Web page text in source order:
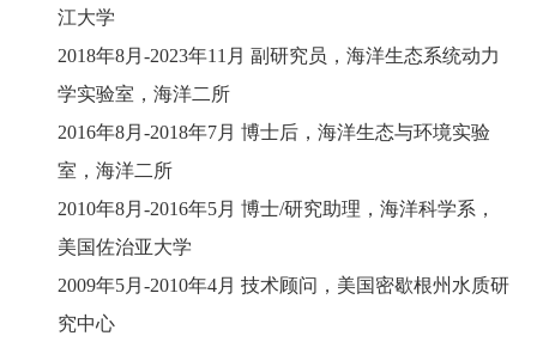
江大学
2018年8月-2023年11月 副研究员，海洋生态系统动力
学实验室，海洋二所
2016年8月-2018年7月 博士后，海洋生态与环境实验
室，海洋二所
2010年8月-2016年5月 博士/研究助理，海洋科学系，
美国佐治亚大学
2009年5月-2010年4月 技术顾问，美国密歇根州水质研
究中心